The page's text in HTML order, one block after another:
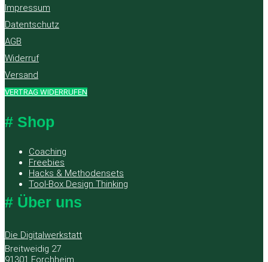
Impressum
Datentschutz
AGB
Widerruf
Versand
VERTRAG WIDERRUFEN
# Shop
Coaching
Freebies
Hacks & Methodensets
Tool-Box Design Thinking
# Über uns
Die Digitalwerkstatt
Breitweidig 27
91301 Forchheim